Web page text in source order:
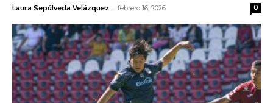
Laura Sepúlveda Velázquez - febrero 16, 2026 0